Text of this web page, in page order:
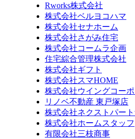
Rworks株式会社
株式会社ベルヨコハマ
株式会社セナホーム
株式会社さがみ住宅
株式会社コームラ企画
住宅綜合管理株式会社
株式会社ギフト
株式会社スマHOME
株式会社ウイングコー
リノベ不動産 東戸塚店
株式会社ネクストパー
株式会社ホームスタッフ
有限会社三枝商事